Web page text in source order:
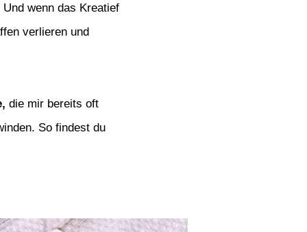
wenn das Kreatief
verlieren und
die mir bereits oft
So findest du